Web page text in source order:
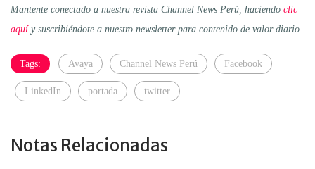
Mantente conectado a nuestra revista Channel News Perú, haciendo clic
aquíy suscribiéndote a nuestro newsletter para contenido de valor diario.
Tags: Avaya Channel News Perú Facebook
LinkedIn portada twitter
Notas Relacionadas